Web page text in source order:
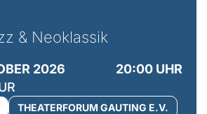
& Neoklassik
2026
20:00 UHR
THEATERFORUM GAUTING E.V.